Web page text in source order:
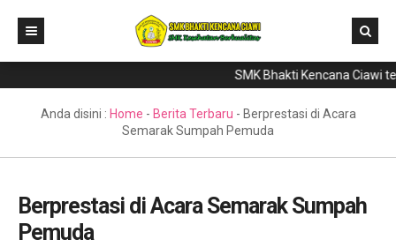
Direktori
Literasi
SMK Bhakti Kencana Ciawi
Anda disini : Home - Berita Terbaru - Berprestasi di Acara
Semarak Sumpah Pemuda
Berprestasi di Acara Semarak Sumpah
Pemuda